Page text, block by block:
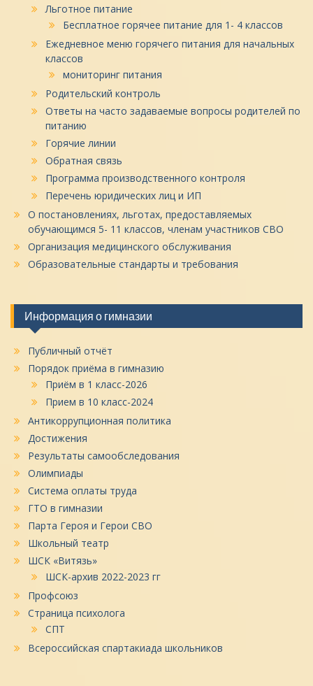
Льготное питание
Бесплатное горячее питание для 1- 4 классов
Ежедневное меню горячего питания для начальных
классов
мониторинг питания
Родительский контроль
Ответы на часто задаваемые вопросы родителей по
питанию
Горячие линии
Обратная связь
Программа производственного контроля
Перечень юридических лиц и ИП
О постановлениях, льготах, предоставляемых
обучающимся 5- 11 классов, членам участников СВО
Организация медицинского обслуживания
Образовательные стандарты и требования
Информация о гимназии
Публичный отчёт
Порядок приёма в гимназию
Приём в 1 класс-2026
Прием в 10 класс-2024
Антикоррупционная политика
Достижения
Результаты самообследования
Олимпиады
Система оплаты труда
ГТО в гимназии
Парта Героя и Герои СВО
Школьный театр
ШСК «Витязь»
ШСК-архив 2022-2023 гг
Профсоюз
Страница психолога
СПТ
Всероссийская спартакиада школьников